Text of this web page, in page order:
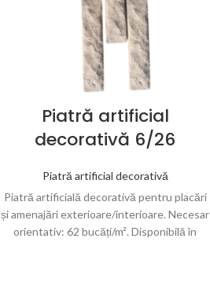
Piatră artificial
decorativă 6/26
Piatră artificial decorativă
Piatră artificială decorativă pentru placări
și amenajări exterioare/interioare. Necesar
orientativ: 62 bucăți/m². Disponibilă în